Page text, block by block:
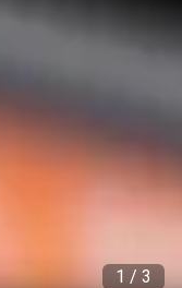
1 / 3